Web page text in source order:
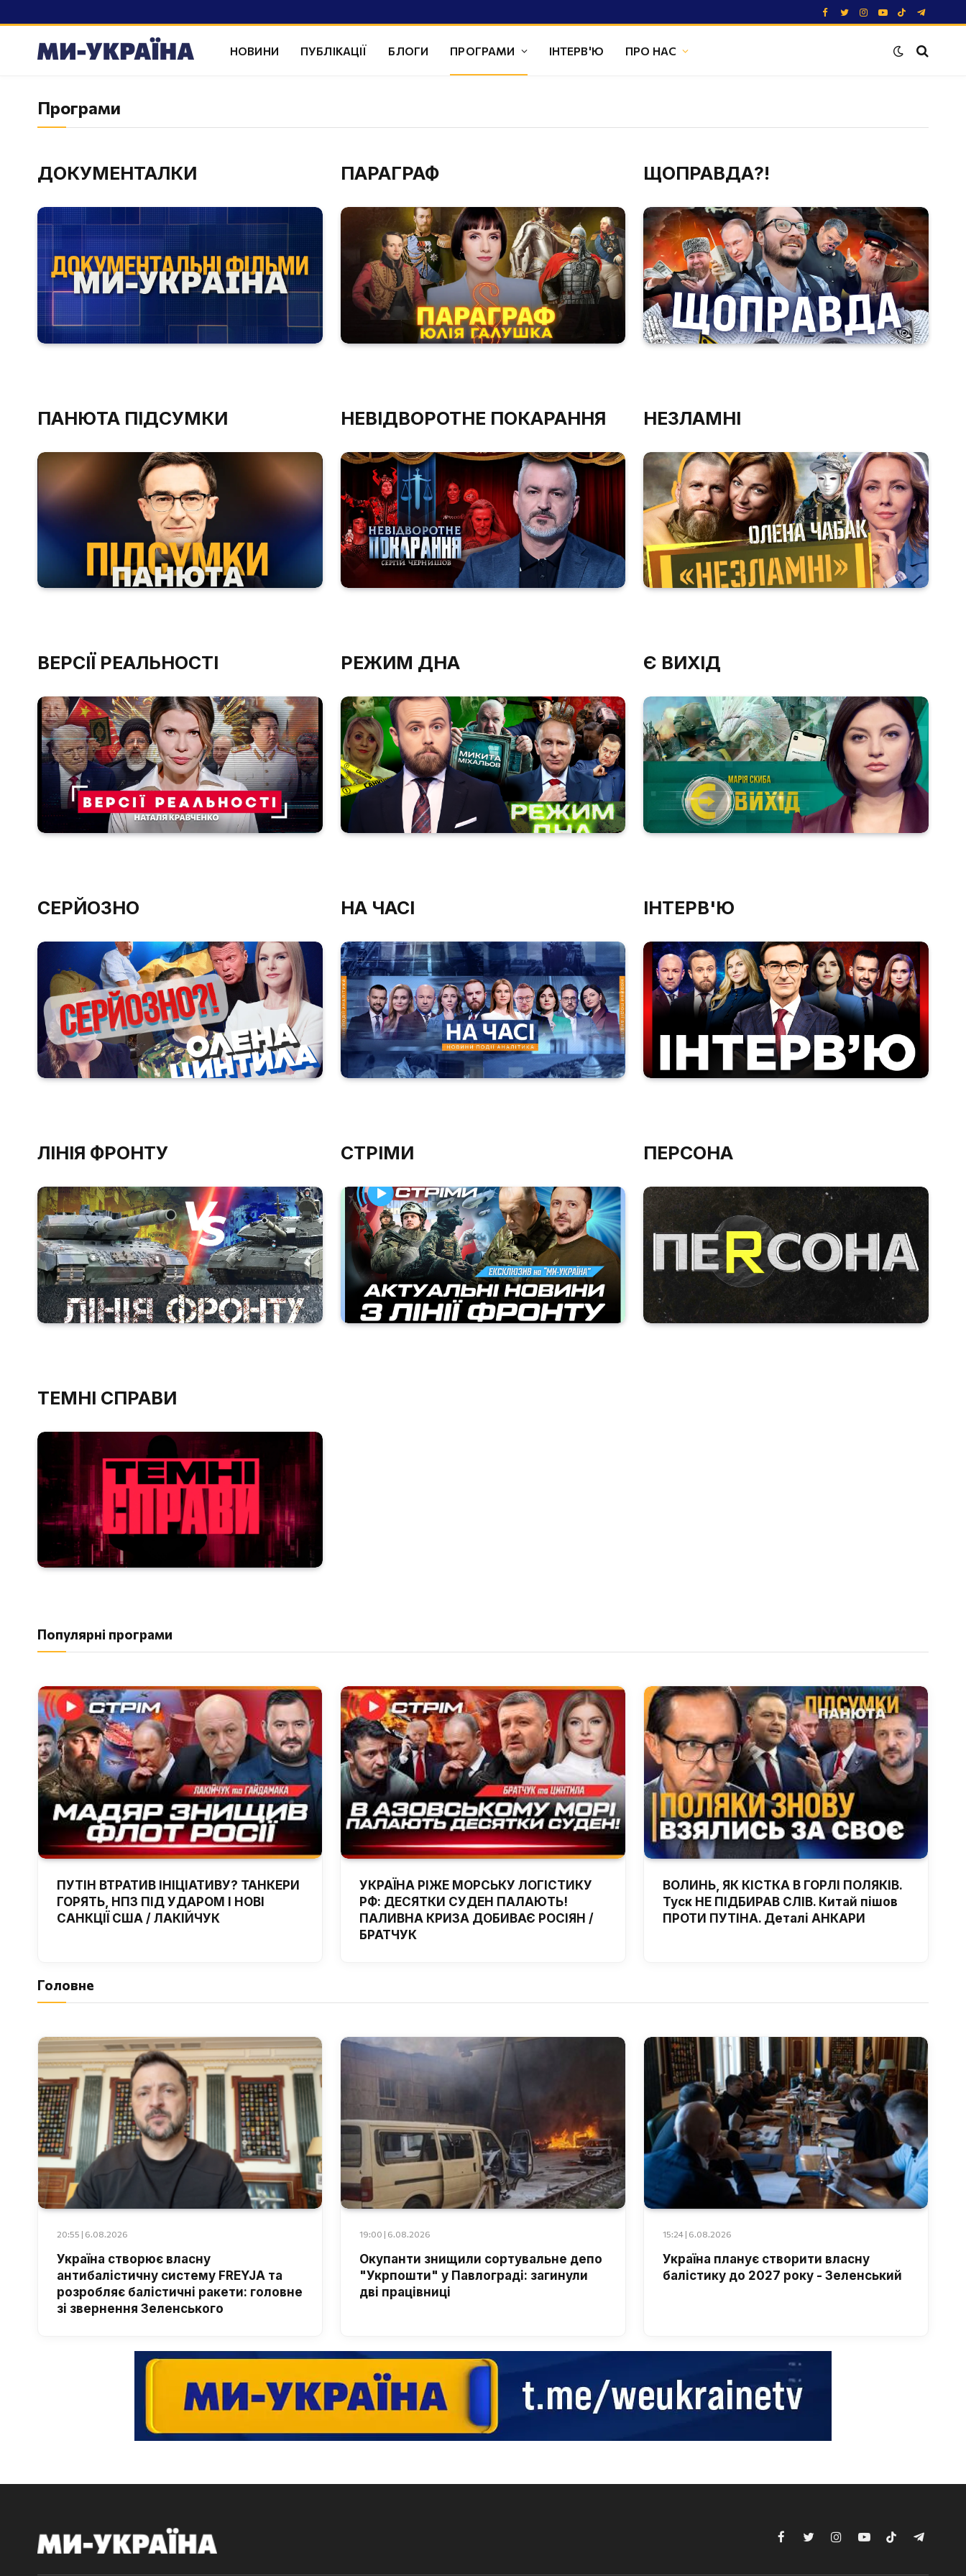
Facebook
TwitterInstagram
YouTube
TikTokTelegram
НОВИНИ ПУБЛІКАЦІЇ БЛОГИ ПРОГРАМИ ІНТЕРВ'Ю ПРО НАС
Програми
ДОКУМЕНТАЛКИ ПАРАГРАФ ЩОПРАВДА?!
ПАНЮТА ПІДСУМКИ НЕВІДВОРОТНЕ ПОКАРАННЯ НЕЗЛАМНІ
ВЕРСІЇ РЕАЛЬНОСТІ РЕЖИМ ДНА Є ВИХІД
СЕРЙОЗНО НА ЧАСІ ІНТЕРВ'Ю
ЛІНІЯ ФРОНТУ СТРІМИ ПЕРСОНА
ТЕМНІ СПРАВИ
Популярні програми
ПУТІН ВТРАТИВ ІНІЦІАТИВУ? ТАНКЕРИ
ГОРЯТЬ, НПЗ ПІД УДАРОМ І НОВІ
САНКЦІЇ США / ЛАКІЙЧУК
УКРАЇНА РІЖЕ МОРСЬКУ ЛОГІСТИКУ
РФ: ДЕСЯТКИ СУДЕН ПАЛАЮТЬ!
ПАЛИВНА КРИЗА ДОБИВАЄ РОСІЯН /
БРАТЧУК
ВОЛИНЬ, ЯК КІСТКА В ГОРЛІ ПОЛЯКІВ.
Туск НЕ ПІДБИРАВ СЛІВ. Китай пішов
ПРОТИ ПУТІНА. Деталі АНКАРИ
Головне
20:55 | 6.08.2026
Україна створює власну
антибалістичну систему FREYJA та
розробляє балістичні ракети: головне
зі звернення Зеленського
19:00 | 6.08.2026
Окупанти знищили сортувальне депо
"Укрпошти" у Павлограді: загинули
дві працівниці
15:24 | 6.08.2026
Україна планує створити власну
балістику до 2027 року - Зеленський
FacebookTwitterInstagramYouTubeTikTokTelegram